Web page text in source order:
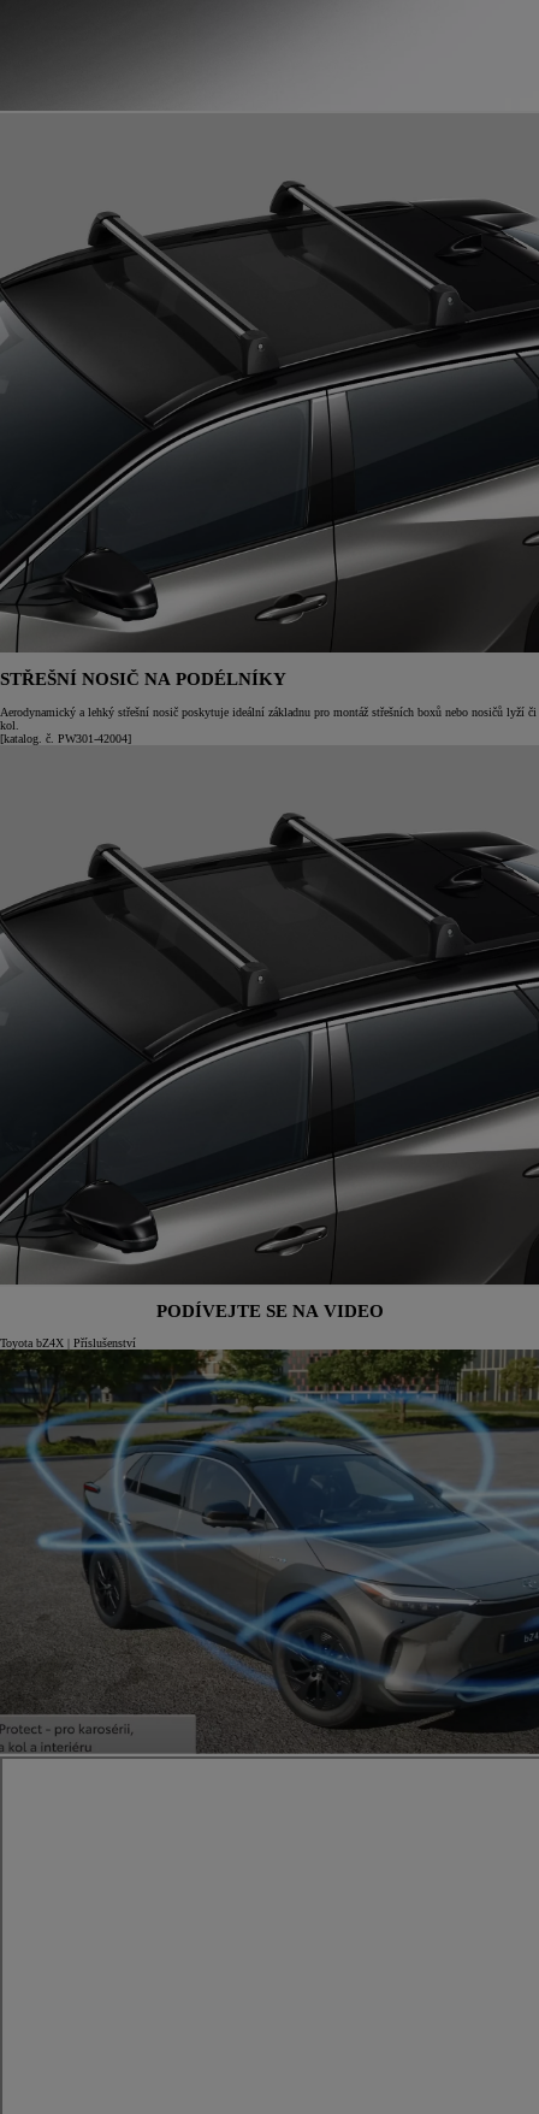
STŘEŠNÍ NOSIČ NA PODÉLNÍKY
Aerodynamický a lehký střešní nosič poskytuje ideální základnu pro montáž střešních boxů nebo nosičů lyží či
kol.
[katalog. č. PW301-42004]
PODÍVEJTE SE NA VIDEO
Toyota bZ4X | Příslušenství